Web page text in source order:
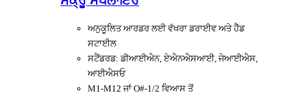
ਅਨੁਕੂਲਿਤ ਆਰਡਰ ਲਈ ਵੱਖਰਾ ਡਰਾਈਵ ਅਤੇ ਹੈੱਡ
ਸਟਾਈਲ
ਸਟੈਂਡਰਡ: ਡੀਆਈਐਨ, ਏਐਨਐਸਆਈ, ਜੇਆਈਐਸ,
ਆਈਐਸਓ
M1-M12 ਜਾਂ O#-1/2 ਵਿਆਸ ਤੋਂ